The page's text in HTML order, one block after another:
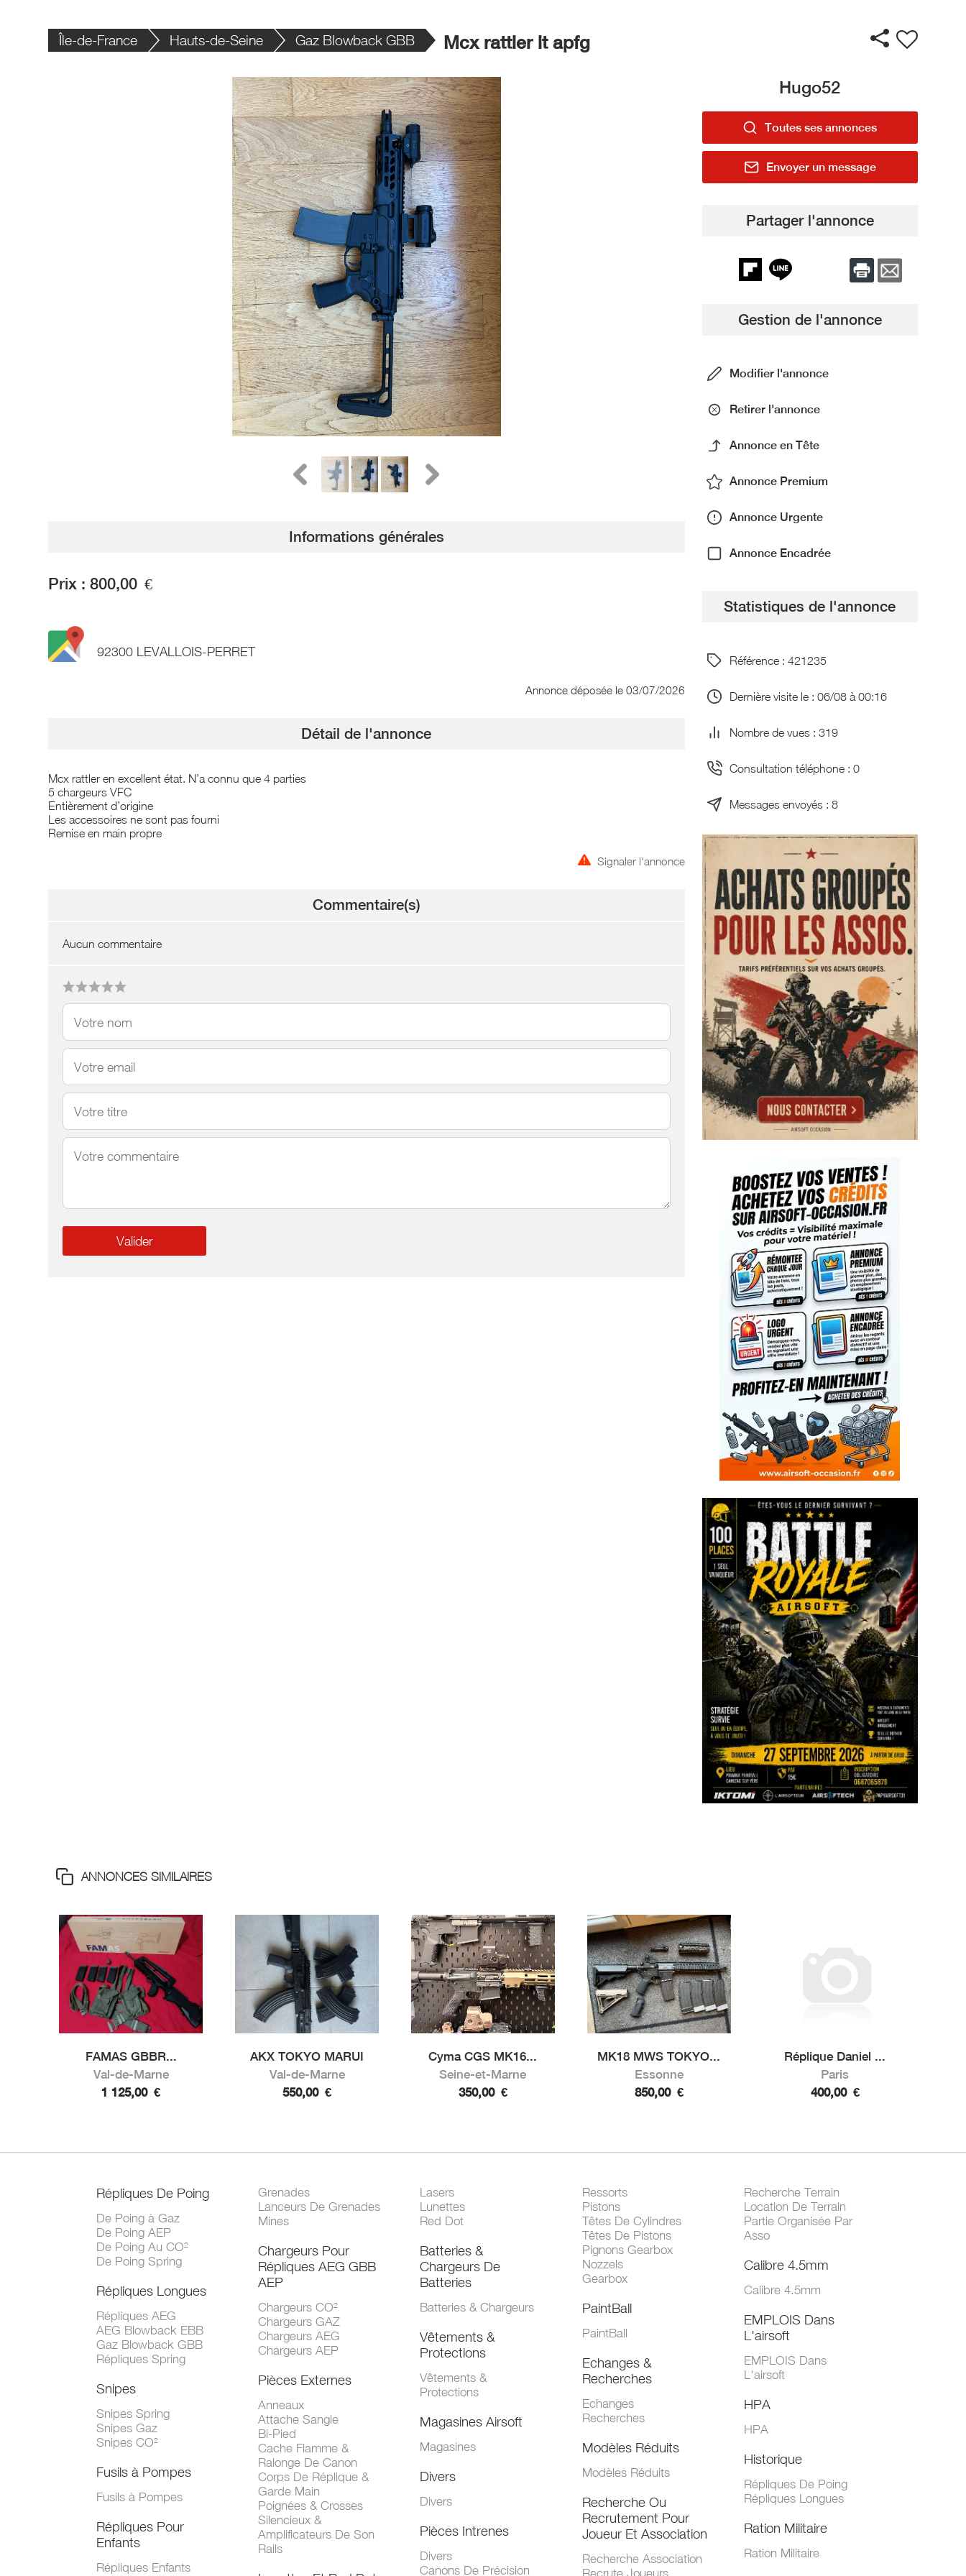
Île-de-France Hauts-de-Seine Gaz Blowback GBB Mcx rattler lt apfg
Informations générales
Prix : 800,00 €
92300 LEVALLOIS-PERRET
Annonce déposée le 03/07/2026
Détail de l'annonce
Mcx rattler en excellent état. N’a connu que 4 parties
5 chargeurs VFC
Entièrement d’origine
Les accessoires ne sont pas fourni
Remise en main propre
Signaler l'annonce
Commentaire(s)
Aucun commentaire
Hugo52
Toutes ses annonces
Envoyer un message
Partager l'annonce
Gestion de l'annonce
Modifier l'annonce
Retirer l'annonce
Annonce en Tête
Annonce Premium
Annonce Urgente
Annonce Encadrée
Statistiques de l'annonce
Référence : 421235
Dernière visite le : 06/08 à 00:16
Nombre de vues : 319
Consultation téléphone : 0
Messages envoyés : 8
ANNONCES SIMILAIRES
FAMAS GBBR...
Val-de-Marne
1 125,00 €
AKX TOKYO MARUI
Val-de-Marne
550,00 €
Cyma CGS MK16...
Seine-et-Marne
350,00 €
MK18 MWS TOKYO...
Essonne
850,00 €
Réplique Daniel ...
Paris
400,00 €
Répliques De Poing
De Poing à Gaz
De Poing AEP
De Poing Au CO²
De Poing Spring
Répliques Longues
Répliques AEG
AEG Blowback EBB
Gaz Blowback GBB
Répliques Spring
Snipes
Snipes Spring
Snipes Gaz
Snipes CO²
Fusils à Pompes
Fusils à Pompes
Répliques Pour
Enfants
Répliques Enfants
Grenades
Lanceurs De Grenades
Mines
Chargeurs Pour
Répliques AEG GBB
AEP
Chargeurs CO²
Chargeurs GAZ
Chargeurs AEG
Chargeurs AEP
Pièces Externes
Anneaux
Attache Sangle
Bi-Pied
Cache Flamme &
Ralonge De Canon
Corps De Réplique &
Garde Main
Poignées & Crosses
Silencieux &
Amplificateurs De Son
Rails
Lasers
Lunettes
Red Dot
Batteries &
Chargeurs De
Batteries
Batteries & Chargeurs
Vêtements &
Protections
Vêtements &
Protections
Magasines Airsoft
Magasines
Divers
Divers
Pièces Intrenes
Divers
Canons De Précision
Ressorts
Pistons
Têtes De Cylindres
Têtes De Pistons
Pignons Gearbox
Nozzels
Gearbox
PaintBall
PaintBall
Echanges &
Recherches
Echanges
Recherches
Modèles Réduits
Modèles Réduits
Recherche Ou
Recrutement Pour
Joueur Et Association
Recherche Association
Recherche Terrain
Location De Terrain
Partie Organisée Par
Asso
Calibre 4.5mm
Calibre 4.5mm
EMPLOIS Dans
L'airsoft
EMPLOIS Dans
L'airsoft
HPA
HPA
Historique
Répliques De Poing
Répliques Longues
Ration Militaire
Ration Militaire